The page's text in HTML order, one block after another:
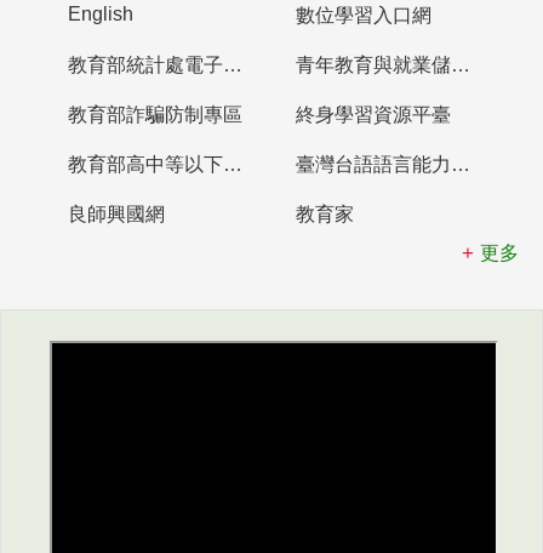
English 數位學習入口網
教育部統計處電子書櫃 青年教育與就業儲蓄帳戶
教育部詐騙防制專區 終身學習資源平臺
教育部高中等以下學校及幼兒園教師資格檢定考試 臺灣台語語言能力認證網站
良師興國網
教育家
更多